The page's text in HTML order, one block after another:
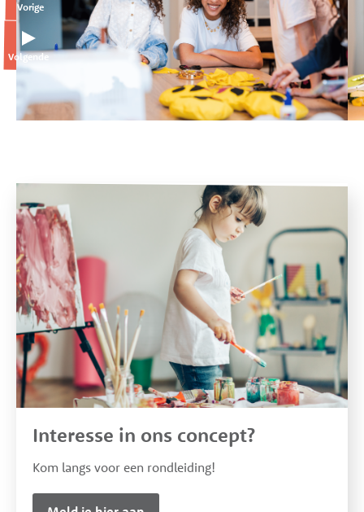
Vorige
Volgende
Widgets
Interesse in ons concept?
Kom langs voor een rondleiding!